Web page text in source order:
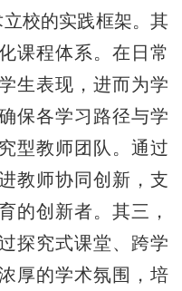
校的实践框架。其
课程体系。在日常
生表现，进而为学
保各学习路径与学
型教师团队。通过
教师协同创新，支
的创新者。其三，
探究式课堂、跨学
厚的学术氛围，培